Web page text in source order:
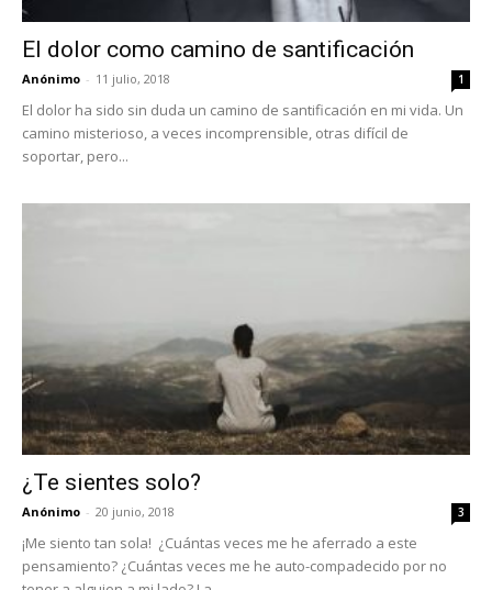
El dolor como camino de santificación
Anónimo - 11 julio, 2018 1
El dolor ha sido sin duda un camino de santificación en mi vida. Un
camino misterioso, a veces incomprensible, otras difícil de
soportar, pero...
¿Te sientes solo?
Anónimo - 20 junio, 2018 3
¡Me siento tan sola! ¿Cuántas veces me he aferrado a este
pensamiento? ¿Cuántas veces me he auto-compadecido por no